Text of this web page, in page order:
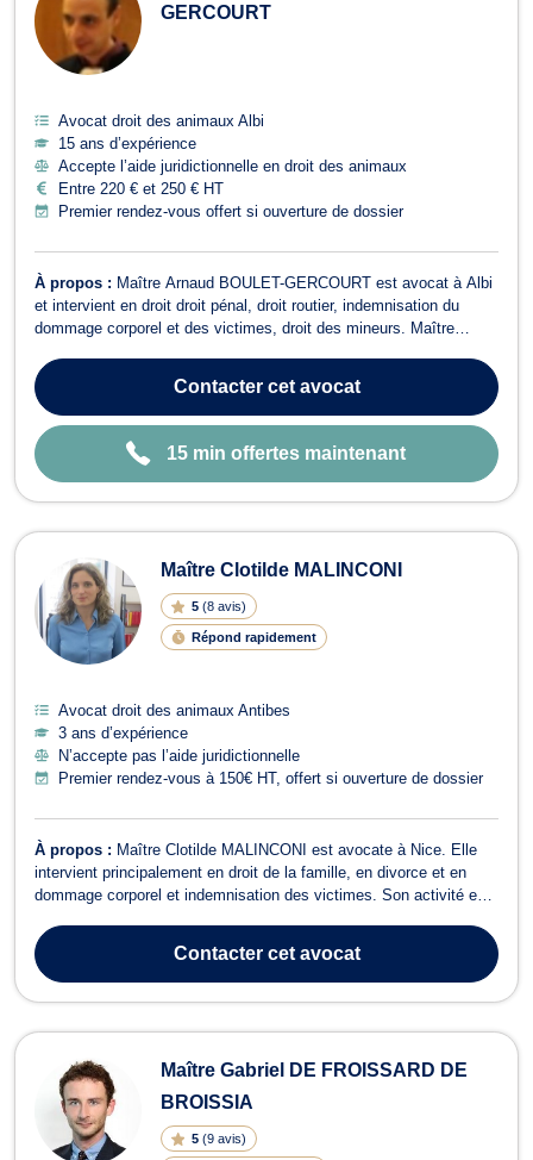
GERCOURT
E
Avocat droit des animaux Albi
15 ans d’expérience
Accepte l’aide juridictionnelle en droit des animaux
Entre 220 € et 250 € HT
Premier rendez-vous offert si ouverture de dossier
À propos : Maître Arnaud BOULET-GERCOURT est avocat à Albi
et intervient en droit droit pénal, droit routier, indemnisation du
dommage corporel et des victimes, droit des mineurs. Maître
l'ensemble des juridictions pénales. Il intervient également dans le
cadre des procédures d'urgence ...
Contactercet avocat
15 min offertes maintenant
Maître Clotilde MALINCONI
5 (8 avis)
Répond rapidement
Avocat droit des animaux Antibes
3 ans d’expérience
N’accepte pas l’aide juridictionnelle
Premier rendez-vous à 150€ HT, offert si ouverture de dossier
À propos : Maître Clotilde MALINCONI est avocate à Nice. Elle
intervient principalement en droit de la famille, en divorce et en
dommage corporel et indemnisation des victimes. Son activité est
situations personnelles sensibles, qu’il s’agisse d’un conflit
familial, d’une sé...
Contactercet avocat
Maître Gabriel DE FROISSARD DE
BROISSIA
5 (9 avis)